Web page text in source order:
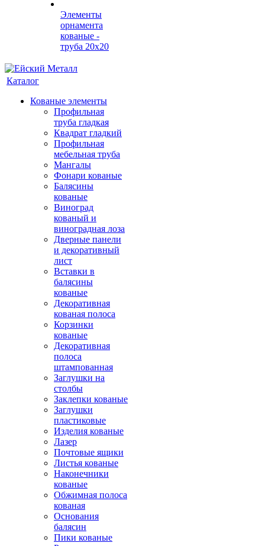
Элементы
орнамента
кованые -
труба 20х20
Каталог
Кованые элементы
Профильная
труба гладкая
Квадрат гладкий
Профильная
мебельная труба
Мангалы
Фонари кованые
Балясины
кованые
Виноград
кованый и
виноградная лоза
Дверные панели
и декоративный
лист
Вставки в
балясины
кованые
Декоративная
кованая полоса
Корзинки
кованые
Декоративная
полоса
штампованная
Заглушки на
столбы
Заклепки кованые
Заглушки
пластиковые
Изделия кованые
Лазер
Почтовые ящики
Листья кованые
Наконечники
кованые
Обжимная полоса
кованая
Основания
балясин
Пики кованые